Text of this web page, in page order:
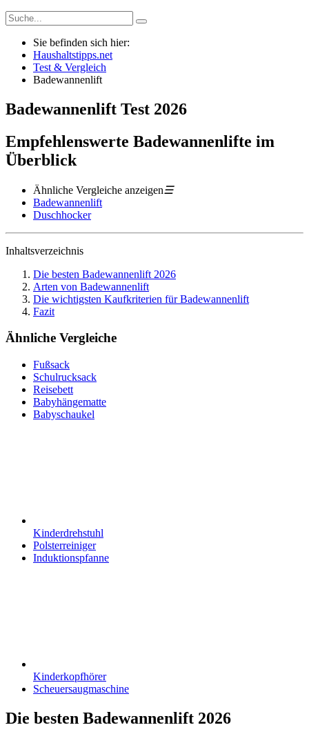
Sie befinden sich hier:
Haushaltstipps.net
Test & Vergleich
Badewannenlift
Badewannenlift Test 2026
Empfehlenswerte Badewannenlifte im
Überblick
Ähnliche Vergleiche anzeigen☰
Badewannenlift
Duschhocker
Inhaltsverzeichnis
Die besten Badewannenlift 2026
Arten von Badewannenlift
Die wichtigsten Kaufkriterien für Badewannenlift
Fazit
Ähnliche Vergleiche
Fußsack
Schulrucksack
Reisebett
Babyhängematte
Babyschaukel
Kinderdrehstuhl
Polsterreiniger
Induktionspfanne
Kinderkopfhörer
Scheuersaugmaschine
Die besten Badewannenlift 2026